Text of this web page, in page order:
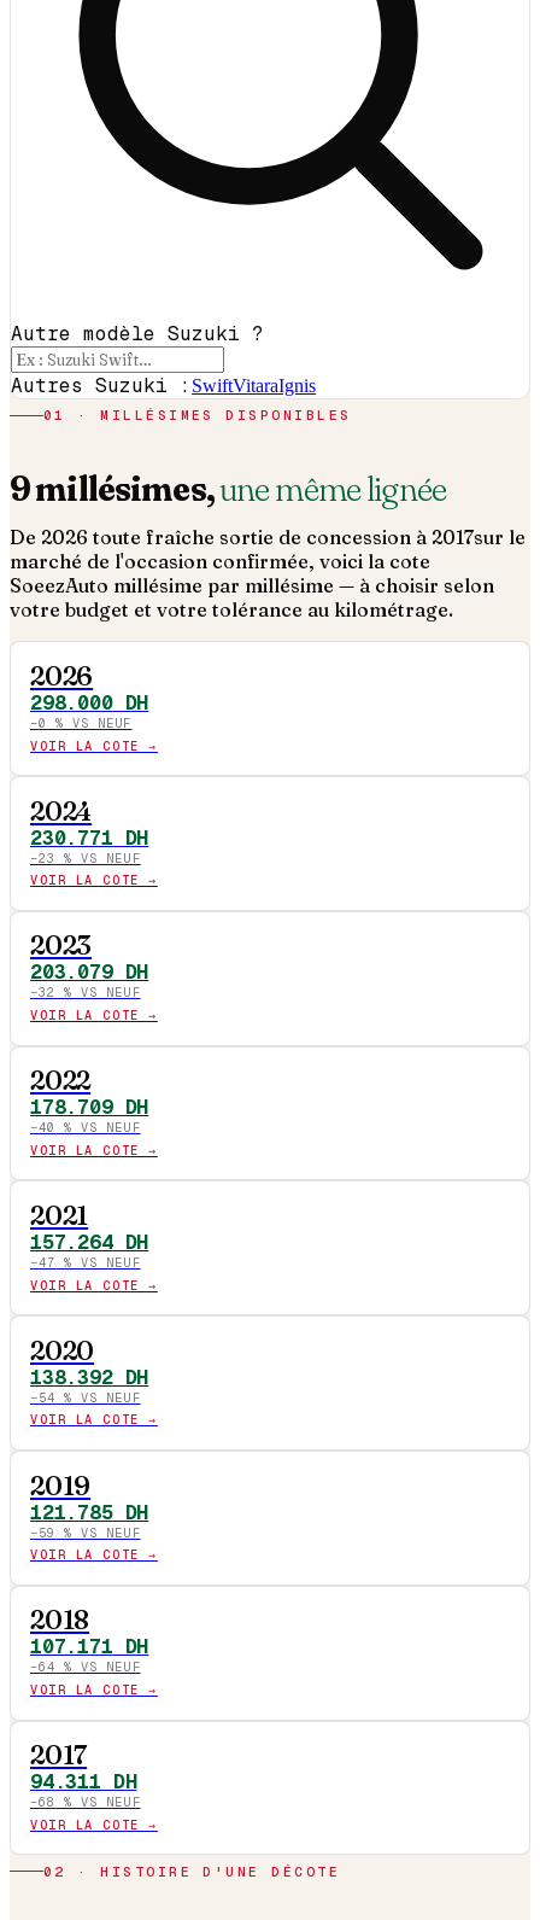
Autre modèle Suzuki ?
Autres Suzuki : SwiftVitaraIgnis
01 · MILLÉSIMES DISPONIBLES
9millésimes,une même lignée
De 2026 toute fraîche sortie de concession à 2017sur le
marché de l'occasion confirmée, voici la cote
SoeezAuto millésime par millésime — à choisir selon
votre budget et votre tolérance au kilométrage.
2026
298.000DH
−0
% VS NEUF
VOIR LA COTE →
2024
230.771 DH
−23
% VS NEUF
VOIR LA COTE →
2023
203.079DH
−32
% VS NEUF
VOIR LA COTE →
2022
178.709DH
−40
% VS NEUF
VOIR LA COTE →
2021
157.264DH
−47 % VS NEUF
VOIR LA COTE →
2020
138.392DH
−54 % VS NEUF
VOIR LA COTE →
2019
121.785DH
−59
% VS NEUF
VOIR LA COTE →
2018
107.171 DH
−64 % VS NEUF
VOIR LA COTE →
2017
94.311 DH
−68
% VS NEUF
VOIR LA COTE →
02 · HISTOIRE D'UNE DÉCOTE